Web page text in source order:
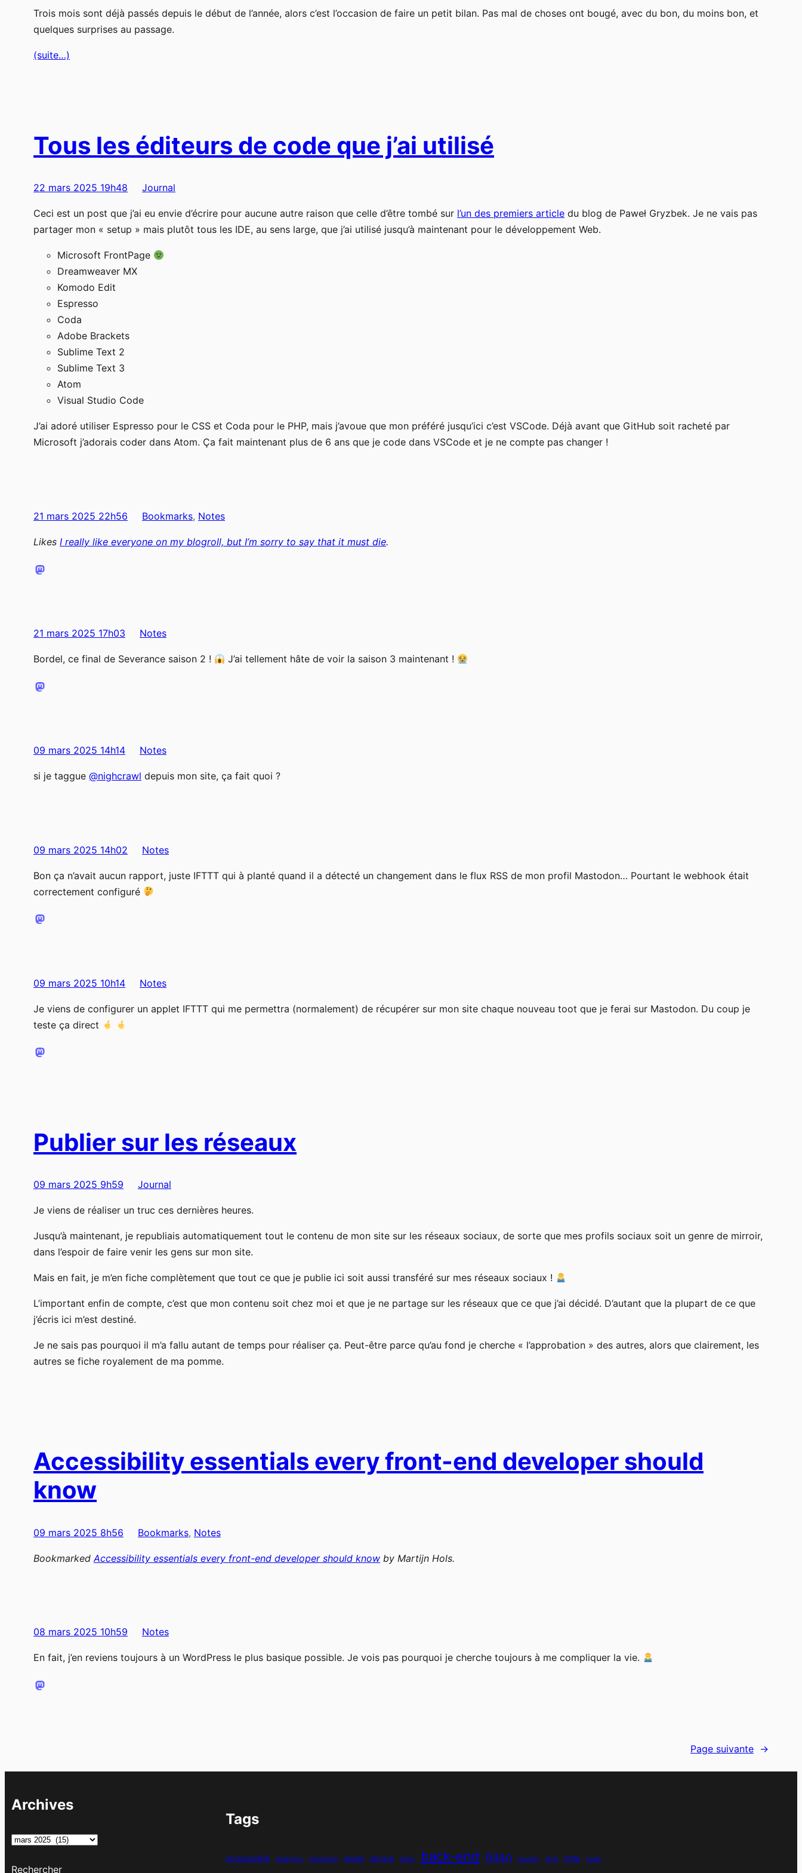
Trois mois sont déjà passés depuis le début de l’année, alors c’est l’occasion de faire un petit bilan. Pas mal de choses ont bougé, avec du bon, du moins bon, et
quelques surprises au passage.
(suite…)
Tous les éditeurs de code que j’ai utilisé
22 mars 2025 19h48 Journal
Ceci est un post que j’ai eu envie d’écrire pour aucune autre raison que celle d’être tombé sur l’un des premiers article du blog de Paweł Gryzbek. Je ne vais pas
partager mon « setup » mais plutôt tous les IDE, au sens large, que j’ai utilisé jusqu’à maintenant pour le développement Web.
Microsoft FrontPage
Dreamweaver MX
Komodo Edit
Espresso
Coda
Adobe Brackets
Sublime Text 2
Sublime Text 3
Atom
Visual Studio Code
J’ai adoré utiliser Espresso pour le CSS et Coda pour le PHP, mais j’avoue que mon préféré jusqu’ici c’est VSCode. Déjà avant que GitHub soit racheté par
Microsoft j’adorais coder dans Atom. Ça fait maintenant plus de 6 ans que je code dans VSCode et je ne compte pas changer !
21 mars 2025 22h56 Bookmarks, Notes
Likes I really like everyone on my blogroll, but I’m sorry to say that it must die.
21 mars 2025 17h03 Notes
Bordel, ce final de Severance saison 2 ! J’ai tellement hâte de voir la saison 3 maintenant !
09 mars 2025 14h14 Notes
si je taggue @nighcrawl depuis mon site, ça fait quoi ?
09 mars 2025 14h02 Notes
Bon ça n’avait aucun rapport, juste IFTTT qui à planté quand il a détecté un changement dans le flux RSS de mon profil Mastodon… Pourtant le webhook était
correctement configuré
09 mars 2025 10h14 Notes
Je viens de configurer un applet IFTTT qui me permettra (normalement) de récupérer sur mon site chaque nouveau toot que je ferai sur Mastodon. Du coup je
teste ça direct
Publier sur les réseaux
09 mars 2025 9h59 Journal
Je viens de réaliser un truc ces dernières heures.
Jusqu’à maintenant, je republiais automatiquement tout le contenu de mon site sur les réseaux sociaux, de sorte que mes profils sociaux soit un genre de mirroir,
dans l’espoir de faire venir les gens sur mon site.
Mais en fait, je m’en fiche complètement que tout ce que je publie ici soit aussi transféré sur mes réseaux sociaux !
L’important enfin de compte, c’est que mon contenu soit chez moi et que je ne partage sur les réseaux que ce que j’ai décidé. D’autant que la plupart de ce que
j’écris ici m’est destiné.
Je ne sais pas pourquoi il m’a fallu autant de temps pour réaliser ça. Peut-être parce qu’au fond je cherche « l’approbation » des autres, alors que clairement, les
autres se fiche royalement de ma pomme.
Accessibility essentials every front-end developer should
know
09 mars 2025 8h56 Bookmarks, Notes
Bookmarked Accessibility essentials every front-end developer should know by Martijn Hols.
08 mars 2025 10h59 Notes
En fait, j’en reviens toujours à un WordPress le plus basique possible. Je vois pas pourquoi je cherche toujours à me compliquer la vie.
Page suivante →
Archives
A
Rechercher
Tags
accessibilité analytics animation apple astuce atom back-end bilan bouton chat cms coda